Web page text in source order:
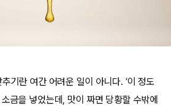
기란 여간 어려운 일이 아니다. ‘이 정도
금을 넣었는데, 맛이 짜면 당황할 수밖에